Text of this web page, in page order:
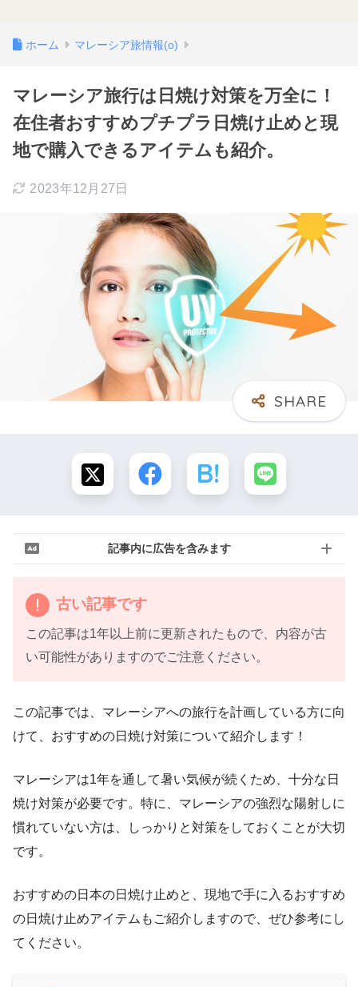
ホーム マレーシア旅情報(o)
マレーシア旅行は日焼け対策を万全に！
在住者おすすめプチプラ日焼け止めと現
地で購入できるアイテムも紹介。
2023年12月27日
記事内に広告を含みます
古い記事です
この記事は1年以上前に更新されたもので、内容が古
い可能性がありますのでご注意ください。
この記事では、マレーシアへの旅行を計画している方に向
けて、おすすめの日焼け対策について紹介します！
マレーシアは1年を通して暑い気候が続くため、十分な日
焼け対策が必要です。特に、マレーシアの強烈な陽射しに
慣れていない方は、しっかりと対策をしておくことが大切
です。
おすすめの日本の日焼け止めと、現地で手に入るおすすめ
の日焼け止めアイテムもご紹介しますので、ぜひ参考にし
てください。